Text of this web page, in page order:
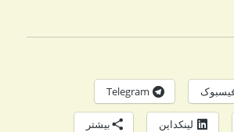
Telegram
لینکداین بیشتر